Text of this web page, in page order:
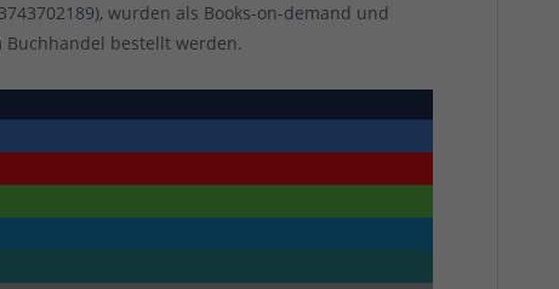
wurden als Books-on-demand und
bestellt werden.